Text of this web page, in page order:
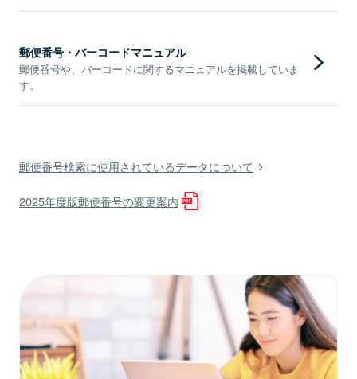
郵便番号・バーコードマニュアル
郵便番号や、バーコードに関するマニュアルを掲載していま
す。
郵便番号検索に使用されているデータについて
2025年度版郵便番号の変更案内